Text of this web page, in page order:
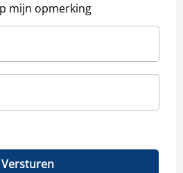
mijn opmerking
Versturen